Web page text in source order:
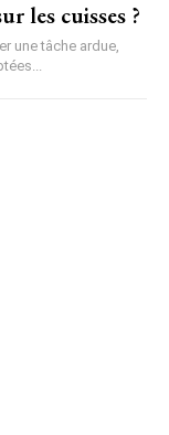
les cuisses ?
une tâche ardue,